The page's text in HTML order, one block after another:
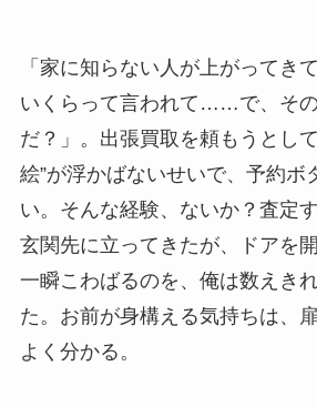
「家に知らない人が上がってき
いくらって言われて……で、そ
だ？」。出張買取を頼もうとし
絵”が浮かばないせいで、予約ボ
い。そんな経験、ないか？査定
玄関先に立ってきたが、ドアを
一瞬こわばるのを、俺は数えき
た。お前が身構える気持ちは、
よく分かる。